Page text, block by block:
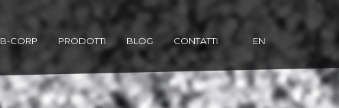
B-CORP PRODOTTI BLOG CONTATTI EN